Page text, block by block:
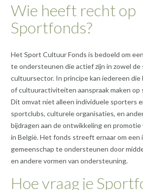
Wie heeft recht op
Sportfonds?
Het Sport Cultuur Fonds is bedoeld om
te ondersteunen die actief zijn in zowel de
cultuursector. In principe kan iedereen
of cultuuractiviteiten aanspraak maken op
Dit omvat niet alleen individuele sporters
sportclubs, culturele organisaties, en
bijdragen aan de ontwikkeling en
in België. Het fonds streeft ernaar om een
gemeenschap te ondersteunen door
en andere vormen van ondersteuning.
Hoe vraag je